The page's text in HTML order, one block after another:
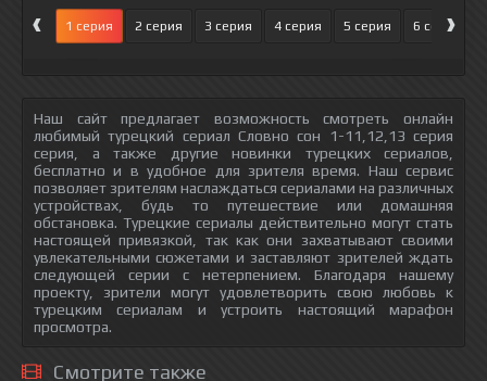
‹ 1 серия 2 серия 3 серия 4 серия 5 серия 6 серия
›
Наш сайт предлагает возможность смотреть онлайн
любимый турецкий сериал Словно сон 1-11,12,13 серия
серия, а также другие новинки турецких сериалов,
бесплатно и в удобное для зрителя время. Наш сервис
позволяет зрителям наслаждаться сериалами на различных
устройствах, будь то путешествие или домашняя
обстановка. Турецкие сериалы действительно могут стать
настоящей привязкой, так как они захватывают своими
увлекательными сюжетами и заставляют зрителей ждать
следующей серии с нетерпением. Благодаря нашему
проекту, зрители могут удовлетворить свою любовь к
турецким сериалам и устроить настоящий марафон
просмотра.
Смотрите также